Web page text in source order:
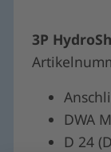
3P
DWA
D 24